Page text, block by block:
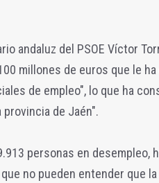
andaluz del PSOE Víctor
millones de euros que le
de empleo", lo que ha
provincia de Jaén".
personas en desempleo,
no pueden entender que